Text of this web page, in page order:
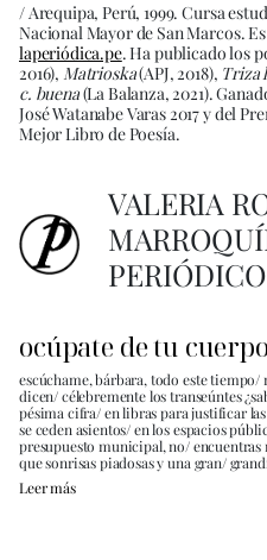
/ Arequipa, Perú, 1999. Cursa
Nacional Mayor de San Marcos.
laperiódica.pe. Ha publicado los
2016), Matrioska(APJ, 2018), Triza
c. buena(La Balanza, 2021).
José Watanabe Varas 2017 y del
Mejor Libro de Poesía.
VALERIA
ocúpate de tu
escúchame, bárbara, todo este tiempo/
dicen/ célebremente los transeúntes
pésima cifra/ en libras para justificar
se ceden asientos/ en los espacios
presupuesto municipal, no/ encuentras
que sonrisas piadosas y una gran/
Leer más